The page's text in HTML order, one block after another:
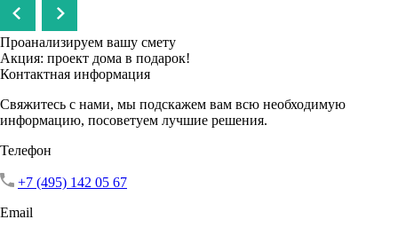
Проанализируем вашу смету
Акция: проект дома в подарок!
Контактная информация
Свяжитесь с нами, мы подскажем вам всю необходимую
информацию, посоветуем лучшие решения.
Телефон
+7 (495) 142 05 67
Email